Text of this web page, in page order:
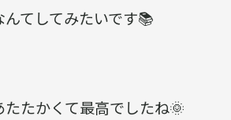
てしてみたいです📚
たかくて最高でしたね🌞